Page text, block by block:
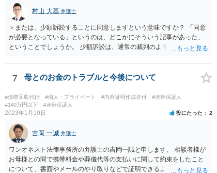
村山 大基 弁護士
＞または、少額訴訟することに同意しますという意味ですか？ 「同意
が必要となっている」というのは、どこかにそういう記事があった、
ということでしょうか。 少額訴訟は、通常の裁判のようなきちんとし
思います（多分）。 実際の流れとしては、少額訴訟では嫌だ、と被告
が考えた場合、 通常の訴訟でやってほしい、と裁判所に対して書類を
7 母とのお金のトラブルと今後について
#債権回収代行 #個人・プライベート #内容証明作成送付
#連帯保証人
#140万円以下
#連帯保証人
2023年1月19日 役にたった 2
吉岡 一誠 弁護士
ワンオネスト法律事務所の弁護士の吉岡一誠と申します。 相談者様が
お母様との間で携帯料金や葬儀代等の支払いに関して約束をしたこと
について、書面やメールのやり取りなどで証明できるようであれば、